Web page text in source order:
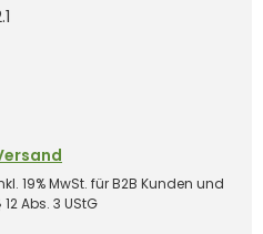
19% MwSt. für B2B Kunden und
Abs. 3 UStG